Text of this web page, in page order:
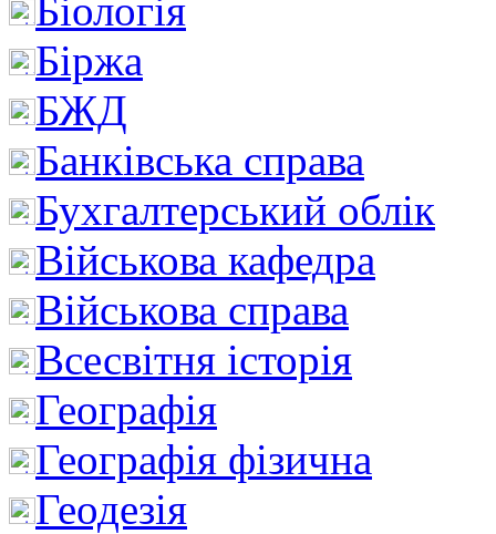
Біологія
Біржа
БЖД
Банківська справа
Бухгалтерський облік
Військова кафедра
Військова справа
Всесвітня історія
Географія
Географія фізична
Геодезія